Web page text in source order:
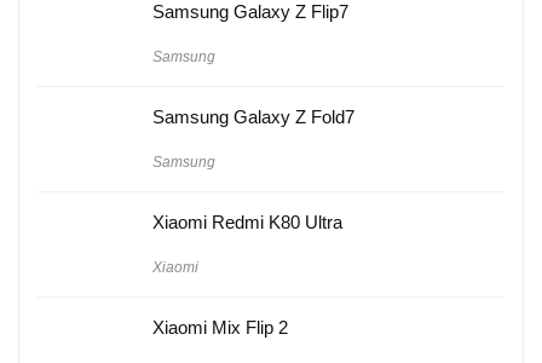
Samsung Galaxy Z Flip7
Samsung
Samsung Galaxy Z Fold7
Samsung
Xiaomi Redmi K80 Ultra
Xiaomi
Xiaomi Mix Flip 2